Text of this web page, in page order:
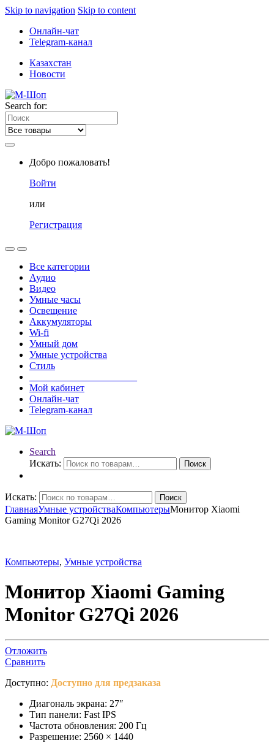
Skip to navigation Skip to content
Онлайн-чат
Telegram-канал
Казахстан
Новости
Search for:
Добро пожаловать!
Войти
или
Регистрация
Все категории
Аудио
Видео
Умные часы
Освещение
Аккумуляторы
Wi-fi
Умный дом
Умные устройства
Стиль
Мой кабинет
Онлайн-чат
Telegram-канал
Search
Искать:
Поиск
Искать: Поиск
ГлавнаяУмные устройстваКомпьютерыМонитор Xiaomi
Gaming Monitor G27Qi 2026
Компьютеры, Умные устройства
Монитор Xiaomi Gaming
Monitor G27Qi 2026
Отложить
Сравнить
Доступно: Доступно для предзаказа
Диагональ экрана: 27″
Тип панели: Fast IPS
Частота обновления: 200 Гц
Разрешение: 2560 × 1440